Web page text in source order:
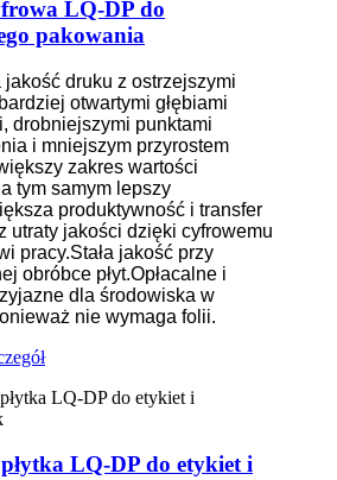
LQ-DP do
pakowania
jakość druku z ostrzejszymi
otwartymi głębiami
drobniejszymi punktami
i mniejszym przyrostem
zakres wartości
tym samym lepszy
produktywność i transfer
utraty jakości dzięki cyfrowemu
pracy.Stała jakość przy
obróbce płyt.Opłacalne i
dla środowiska w
nie wymaga folii.
LQ-DP do etykiet i